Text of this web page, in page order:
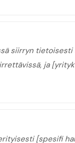
siirryn
ja
[spesifi